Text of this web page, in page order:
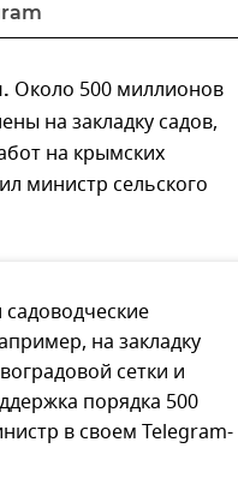
Около 500 миллионов
на закладку садов,
на крымских
министр сельского
на закладку
сетки и
порядка 500
в своем Telegram-